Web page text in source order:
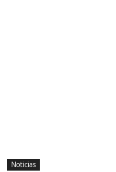
Noticias